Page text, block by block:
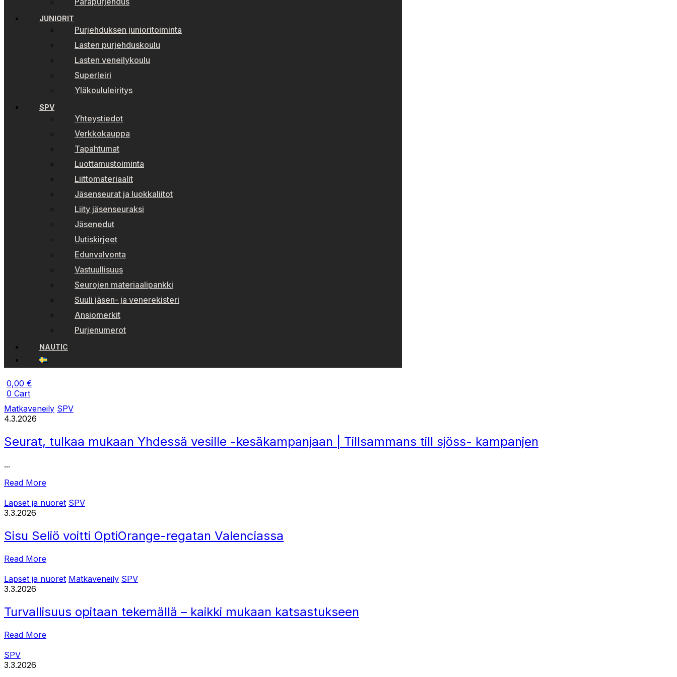
JUNIORIT
Purjehduksen junioritoiminta
Lasten purjehduskoulu
Lasten veneilykoulu
Superleiri
Yläkoululeiritys
SPV
Yhteystiedot
Verkkokauppa
Tapahtumat
Luottamustoiminta
Liittomateriaalit
Jäsenseurat ja luokkaliitot
Liity jäsenseuraksi
Jäsenedut
Uutiskirjeet
Edunvalvonta
Vastuullisuus
Seurojen materiaalipankki
Suuli jäsen- ja venerekisteri
Ansiomerkit
Purjenumerot
NAUTIC
0,00 €
0 Cart
Matkaveneily SPV
4.3.2026
Seurat, tulkaa mukaan Yhdessä vesille -kesäkampanjaan | Tillsammans till sjöss- kampanjen
...
Read More
Lapset ja nuoret SPV
3.3.2026
Sisu Seliö voitti OptiOrange-regatan Valenciassa
Read More
Lapset ja nuoret Matkaveneily SPV
3.3.2026
Turvallisuus opitaan tekemällä – kaikki mukaan katsastukseen
Read More
SPV
3.3.2026